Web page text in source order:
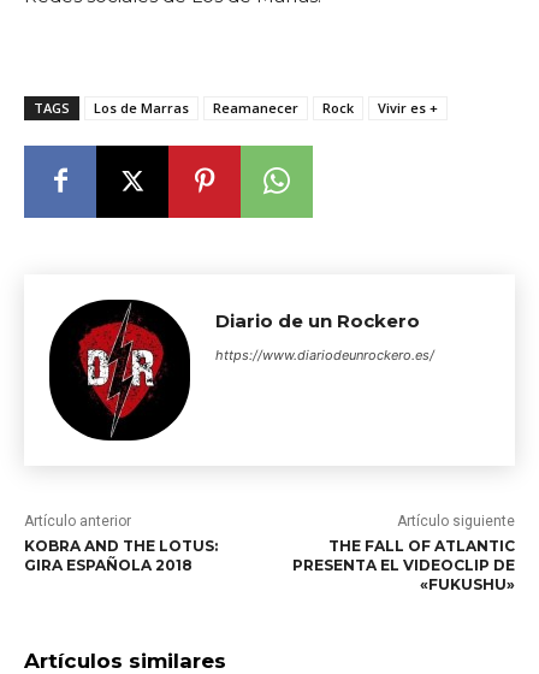
TAGS Los de Marras Reamanecer Rock Vivir es +
Diario de un Rockero
https://www.diariodeunrockero.es/
Artículo anterior
KOBRA AND THE LOTUS:
GIRA ESPAÑOLA 2018
Artículo siguiente
THE FALL OF ATLANTIC
PRESENTA EL VIDEOCLIP DE
«FUKUSHU»
Artículos similares